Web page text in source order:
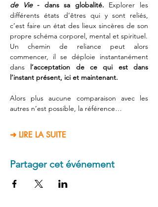
de Vie - dans sa globalité. Explorer les
différents états d’êtres qui y sont reliés,
c’est faire un état des lieux sincères de son
propre schéma corporel, mental et spirituel.
Un chemin de reliance peut alors
commencer, il se déploie instantanément
dans l’acceptation de ce qui est dans
l’instant présent, ici et maintenant.
Alors plus aucune comparaison avec les
autres n’est possible, la référence…
➜ LIRE LA SUITE
Partager cet événement